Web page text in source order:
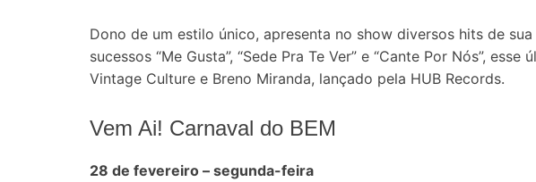
Dono de um estilo único, apresenta no show diversos hits de
sucessos “Me Gusta”, “Sede Pra Te Ver” e “Cante Por Nós”,
Vintage Culture e Breno Miranda, lançado pela HUB Records.
Vem Ai! Carnaval do BEM
28 de fevereiro – segunda-feira